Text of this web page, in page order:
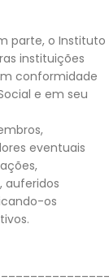
parte, o Instituto
instituições
conformidade
e em seu
eventuais
auferidos
os